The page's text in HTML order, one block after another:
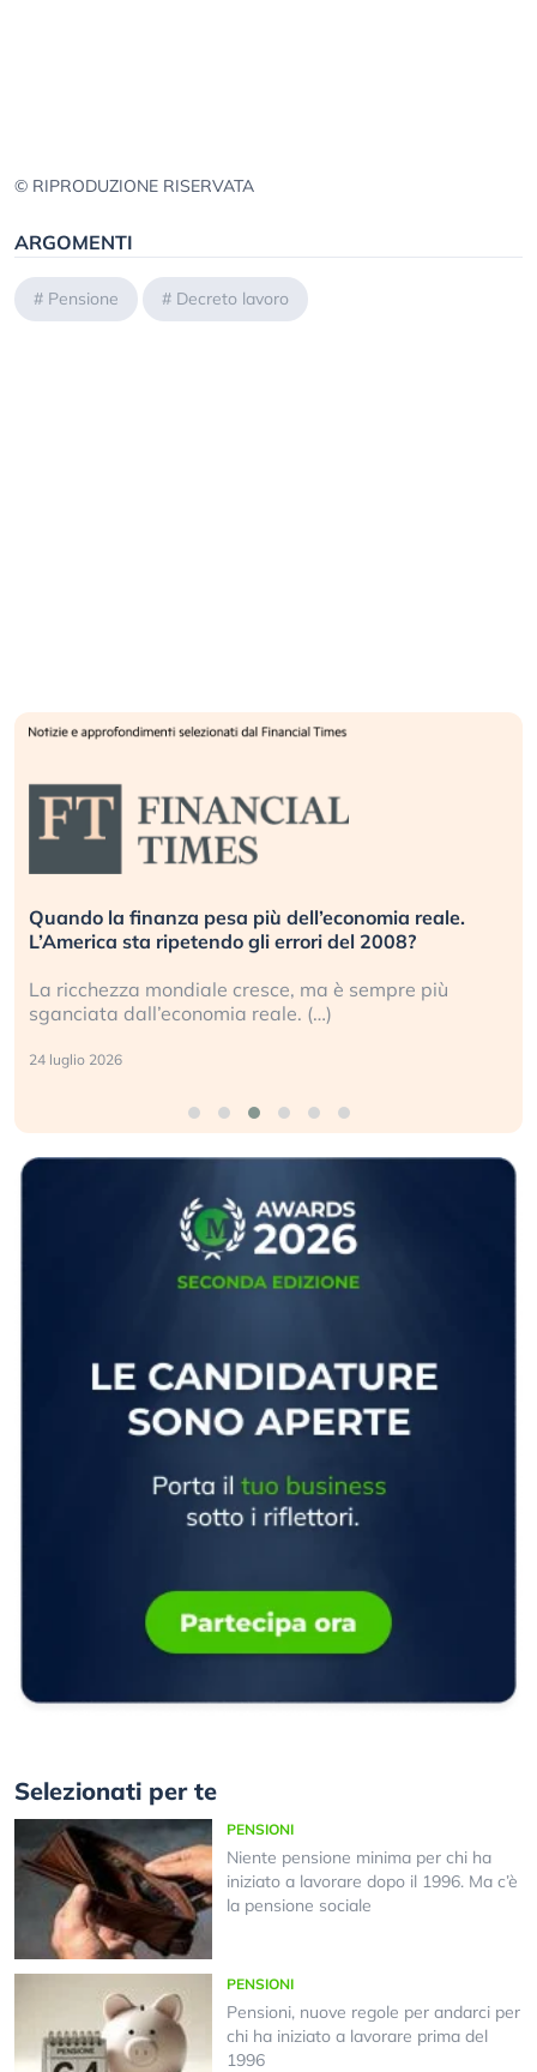
© RIPRODUZIONE RISERVATA
ARGOMENTI
# Pensione # Decreto lavoro
Quando la finanza pesa più dell’economia reale.
L’America sta ripetendo gli errori del 2008?
La ricchezza mondiale cresce, ma è sempre più
sganciata dall’economia reale. (…)
24 luglio 2026
Selezionati per te
PENSIONI
Niente pensione minima per chi ha
iniziato a lavorare dopo il 1996. Ma c’è
la pensione sociale
PENSIONI
Pensioni, nuove regole per andarci per
chi ha iniziato a lavorare prima del
1996